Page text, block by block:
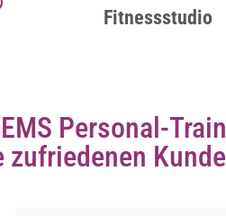
Fitnessstudio
Personal-
zufriedenen